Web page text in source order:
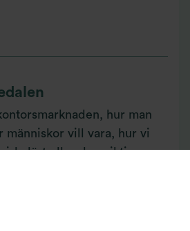
hur man
människor vill vara, hur vi
eller den viktiga